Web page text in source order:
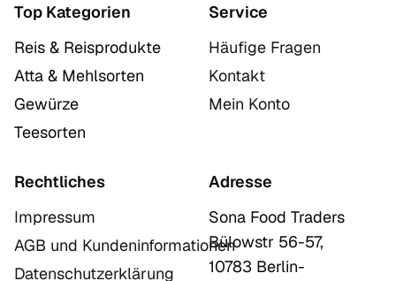
Top Kategorien
Reis & Reisprodukte
Atta & Mehlsorten
Gewürze
Teesorten
Service
Häufige Fragen
Kontakt
Mein Konto
Rechtliches
Impressum
AGB und Kundeninformationen
Datenschutzerklärung
Adresse
Sona Food Traders
Bülowstr 56-57,
10783 Berlin-